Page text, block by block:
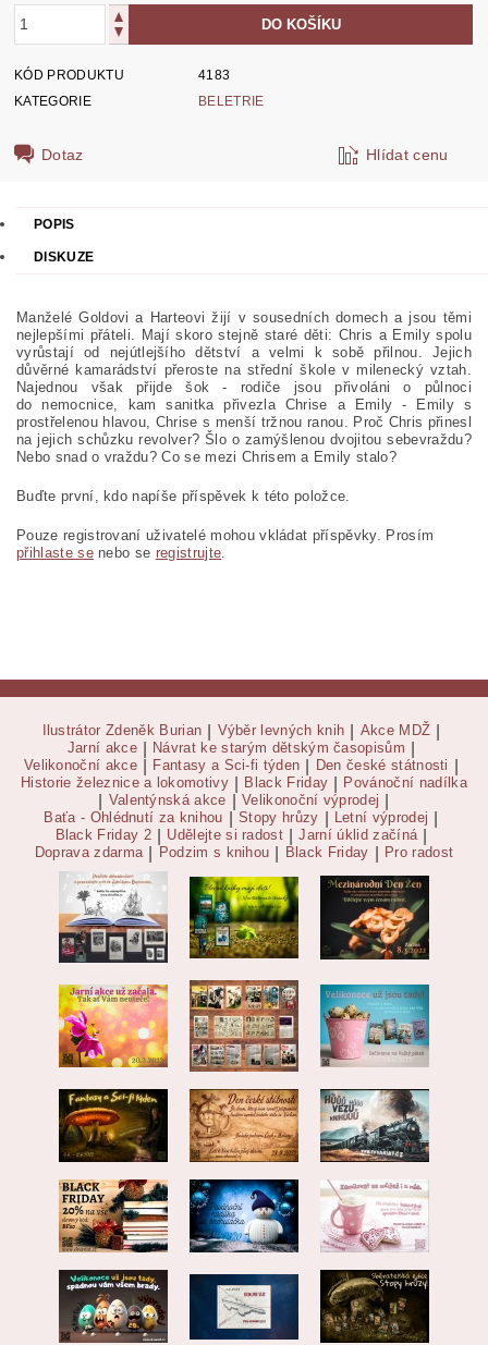
KÓD PRODUKTU
4183
KATEGORIE
BELETRIE
Dotaz Hlídat cenu
POPIS
DISKUZE
Manželé Goldovi a Harteovi žijí v sousedních domech a jsou těmi
nejlepšími přáteli. Mají skoro stejně staré děti: Chris a Emily spolu
vyrůstají od nejútlejšího dětství a velmi k sobě přilnou. Jejich
důvěrné kamarádství přeroste na střední škole v milenecký vztah.
Najednou však přijde šok - rodiče jsou přivoláni o půlnoci
do
nemocnice, kam sanitka přivezla Chrise a Emily - Emily s
prostřelenou hlavou, Chrise s menší tržnou ranou. Proč Chris přinesl
na jejich schůzku revolver? Šlo o zamýšlenou dvojitou sebevraždu?
Nebo snad o vraždu? Co se mezi Chrisem a Emily stalo?
Buďte první, kdo napíše příspěvek k této položce.
Pouze registrovaní uživatelé mohou vkládat příspěvky. Prosím
přihlaste senebo se registrujte.
Ilustrátor Zdeněk Burian Výběr levných knih Akce MDŽ
Jarní akce Návrat ke starým dětským časopisům
Velikonoční akce Fantasy a Sci-fi týden Den české státnosti
Historie železnice a lokomotivy Black Friday Povánoční nadílka
Valentýnská akce Velikonoční výprodej
Baťa - Ohlédnutí za knihou Stopy hrůzy Letní výprodej
Black Friday 2 Udělejte si radost Jarní úklid začíná
Doprava zdarma Podzim s knihou Black Friday Pro radost